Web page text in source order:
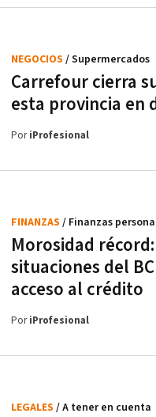
Carrefour cierra
esta provincia en
NEGOCIOS / Supermercados
PoriProfesional
Morosidad
situaciones del
acceso al crédito
FINANZAS / Finanzas
PoriProfesional
LEGALES / A tener en cuenta